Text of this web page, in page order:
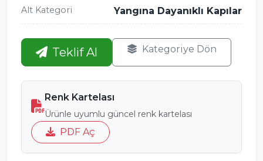
Alt Kategori Yangına Dayanıklı Kapılar
Teklif Al Kategoriye Dön
Renk Kartelası
Ürünle uyumlu güncel renk kartelası
PDF Aç